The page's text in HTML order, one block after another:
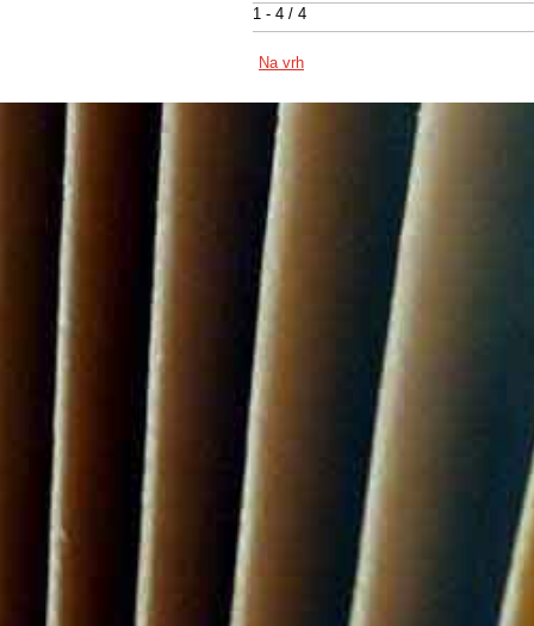
1 - 4 / 4
Na vrh